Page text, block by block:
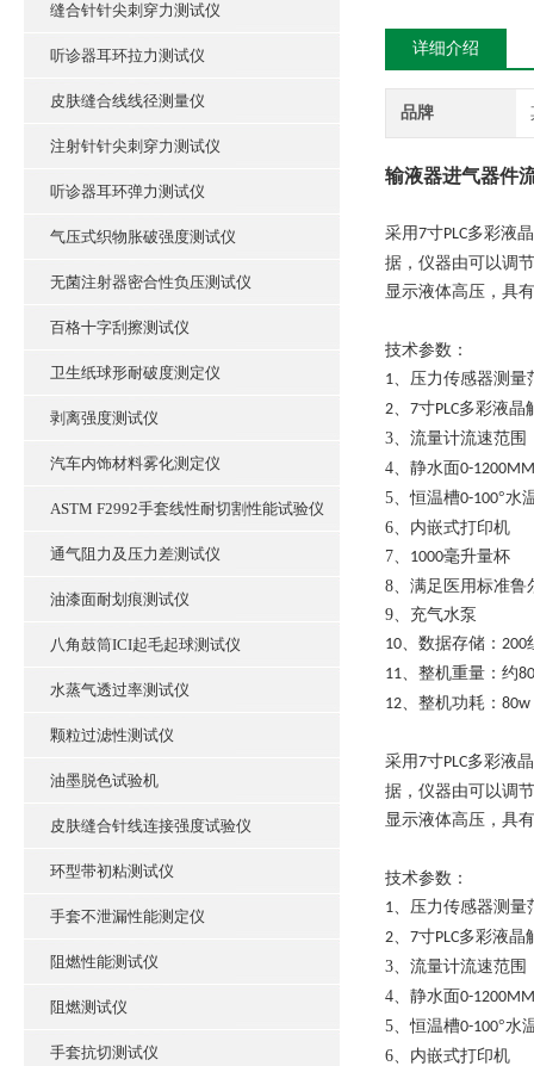
缝合针针尖刺穿力测试仪
听诊器耳环拉力测试仪
皮肤缝合线线径测量仪
注射针针尖刺穿力测试仪
听诊器耳环弹力测试仪
气压式织物胀破强度测试仪
无菌注射器密合性负压测试仪
百格十字刮擦测试仪
卫生纸球形耐破度测定仪
剥离强度测试仪
汽车内饰材料雾化测定仪
ASTM F2992手套线性耐切割性能试验仪
通气阻力及压力差测试仪
油漆面耐划痕测试仪
八角鼓筒ICI起毛起球测试仪
水蒸气透过率测试仪
颗粒过滤性测试仪
油墨脱色试验机
皮肤缝合针线连接强度试验仪
环型带初粘测试仪
手套不泄漏性能测定仪
阻燃性能测试仪
阻燃测试仪
手套抗切测试仪
详细介绍
品牌
输液器进气器件
采用7寸PLC多彩液
据，仪器由可以调
显示液体高压，具
技术参数：
1、 压力传感器测量
2、 7寸PLC多彩液晶
3、 流量计流速范围
4、 静水面0-1200MM
5、恒温槽0-100°水
6、 内嵌式打印机
7、 1000毫升量杯
8、 满足医用标准鲁
9、 充气水泵
10、数据存储： 200
11、整机重量：约
12、整机功耗： 80w
采用7寸PLC多彩液
据，仪器由可以调
显示液体高压，具
技术参数：
1、 压力传感器测量
2、 7寸PLC多彩液晶
3、 流量计流速范围
4、 静水面0-1200MM
5、恒温槽0-100°水
6、 内嵌式打印机